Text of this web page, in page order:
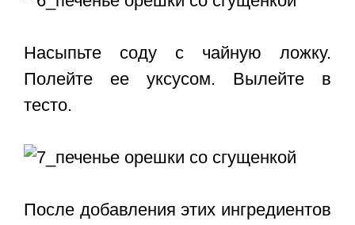
Насыпьте соду с чайную ложку.
Полейте ее уксусом. Вылейте в
тесто.
После добавления этих ингредиентов